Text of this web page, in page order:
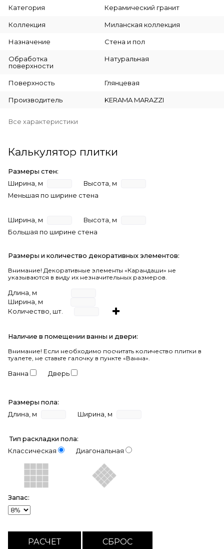
Категория Керамический гранит
Коллекция Миланская коллекция
Назначение Стена и пол
Обработка
поверхности
Натуральная
Поверхность Глянцевая
Производитель KERAMA MARAZZI
Все характеристики
Калькулятор плитки
Размеры стен:
Ширина, м
Высота, м
Меньшая по ширине стена
Ширина, м
Высота, м
Большая по ширине стена
Размеры и количество декоративных элементов:
Внимание! Декоративные элементы «Карандаши» не
указываются в виду их незначительных размеров.
Длина, м
Ширина, м
Количество, шт.
Наличие в помещении ванны и двери:
Внимание! Если необходимо посчитать количество плитки в
туалете, не ставьте галочку в пункте «Ванна».
Ванна Дверь
Размеры пола:
Длина, м
Ширина, м
Тип раскладки пола:
Классическая
Диагональная
Запас: